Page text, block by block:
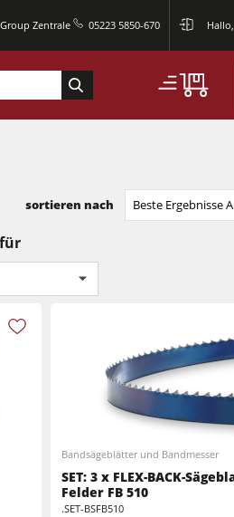
Zentrale 05223 5850-670
sortieren nach Beste Ergebnisse
Bandsägeblätter und Bandmesser
SET: 3 x FLEX-BACK-
Felder FB 510
.SET-BSFB510